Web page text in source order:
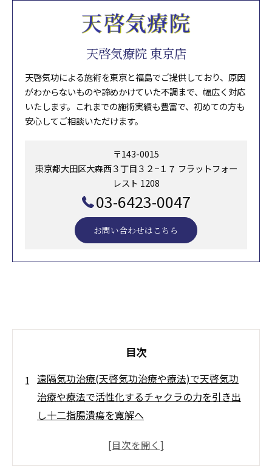
天啓気療院 東京店
天啓気功による施術を東京と福島でご提供しており、原因
がわからないものや諦めかけていた不調まで、幅広く対応
いたします。これまでの施術実績も豊富で、初めての方も
安心してご相談いただけます。
〒143-0015
東京都大田区大森西３丁目３２−１７ フラットフォー
レスト 1208
03-6423-0047
お問い合わせはこちら
目次
遠隔気功治療(天啓気功治療や療法)で天啓気功
治療や療法で活性化するチャクラの力を引き出
し十二指腸潰瘍を寛解へ
療や療法)の基本